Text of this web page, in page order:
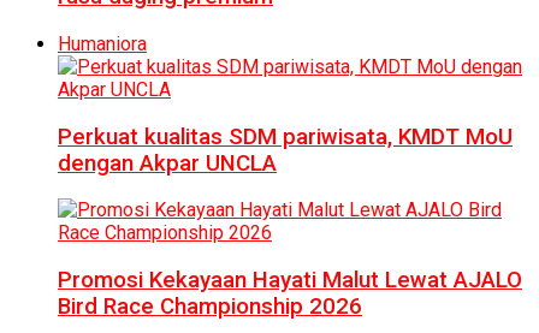
Humaniora
Perkuat kualitas SDM pariwisata, KMDT MoU
dengan Akpar UNCLA
Promosi Kekayaan Hayati Malut Lewat AJALO
Bird Race Championship 2026